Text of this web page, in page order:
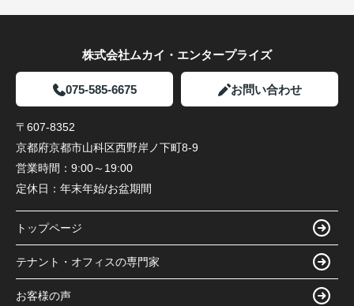
株式会社ムカイ・エンタープライズ
075-585-6675 お問い合わせ
〒607-8352
京都府京都市山科区西野岸ノ下町8-9
営業時間： 9:00～19:00
定休日： 年末年始/お盆期間
トップページ
テナント・オフィスの専門家
お客様の声